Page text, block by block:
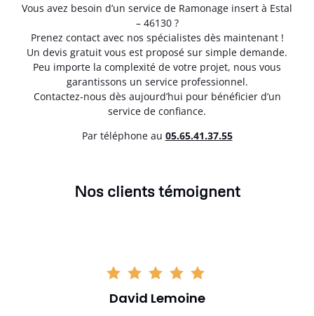
Vous avez besoin d’un service de Ramonage insert à Estal
– 46130 ?
Prenez contact avec nos spécialistes dès maintenant !
Un devis gratuit vous est proposé sur simple demande.
Peu importe la complexité de votre projet, nous vous
garantissons un service professionnel.
Contactez-nous dès aujourd’hui pour bénéficier d’un
service de confiance.
Par téléphone au 05.65.41.37.55
Nos clients témoignent
David Lemoine